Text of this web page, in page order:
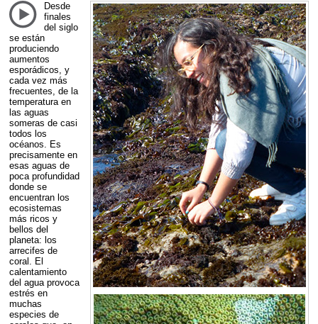
Desde
finales
del siglo
se están
produciendo
aumentos
esporádicos, y
cada vez más
frecuentes, de la
temperatura en
las aguas
someras de casi
todos los
océanos. Es
precisamente en
esas aguas de
poca profundidad
donde se
encuentran los
ecosistemas
más ricos y
bellos del
planeta: los
arrecifes de
coral. El
calentamiento
del agua provoca
estrés en
muchas
especies de